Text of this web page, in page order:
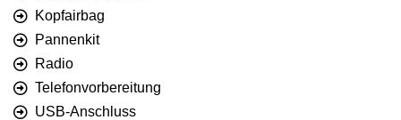
Kopfairbag
Pannenkit
Radio
Telefonvorbereitung
USB-Anschluss